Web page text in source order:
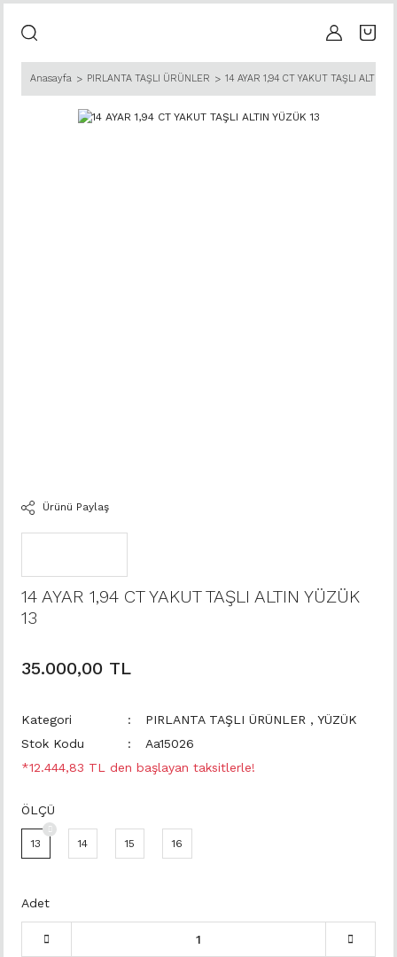
Anasayfa PIRLANTA TAŞLI ÜRÜNLER 14 AYAR 1,94 CT YAKUT TAŞLI ALTIN
Ürünü Paylaş
14 AYAR 1,94 CT YAKUT TAŞLI ALTIN YÜZÜK
13
35.000,00 TL
Kategori PIRLANTA TAŞLI ÜRÜNLER , YÜZÜK
Stok Kodu
Aa15026
*12.444,83 TL den başlayan taksitlerle!
ÖLÇÜ
13 14 15 16
Adet